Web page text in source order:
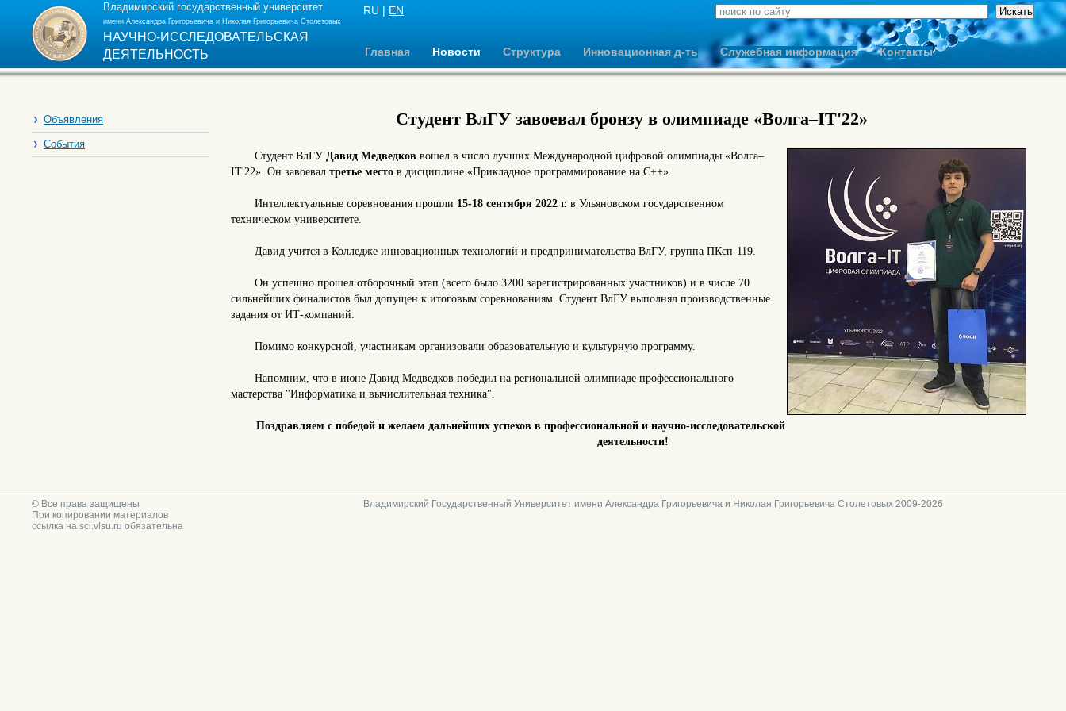
Владимирский государственный университет
имени Александра Григорьевича и Николая Григорьевича Столетовых
НАУЧНО-ИССЛЕДОВАТЕЛЬСКАЯ
ДЕЯТЕЛЬНОСТЬ
RU | EN
Главная Новости Структура Инновационная д-ть Служебная информация Контакты
Объявления
События
Студент ВлГУ завоевал бронзу в олимпиаде «Волга–IT'22»
Студент ВлГУ Давид Медведков вошел в число лучших Международной цифровой олимпиады «Волга–
IT'22». Он завоевал третье место в дисциплине «Прикладное программирование на С++».
Интеллектуальные соревнования прошли 15-18 сентября 2022 г. в Ульяновском государственном
техническом университете.
Давид учится в Колледже инновационных технологий и предпринимательства ВлГУ, группа ПКсп-119.
Он успешно прошел отборочный этап (всего было 3200 зарегистрированных участников) и в числе 70
сильнейших финалистов был допущен к итоговым соревнованиям. Студент ВлГУ выполнял производственные
задания от ИТ-компаний.
Помимо конкурсной, участникам организовали образовательную и культурную программу.
Напомним, что в июне Давид Медведков победил на региональной олимпиаде профессионального
мастерства "Информатика и вычислительная техника".
Поздравляем с победой и желаем дальнейших успехов в профессиональной и научно-исследовательской
деятельности!
© Все права защищены
При копировании материалов
ссылка на sci.vlsu.ru обязательна
Владимирский Государственный Университет имени Александра Григорьевича и Николая Григорьевича Столетовых 2009-2026